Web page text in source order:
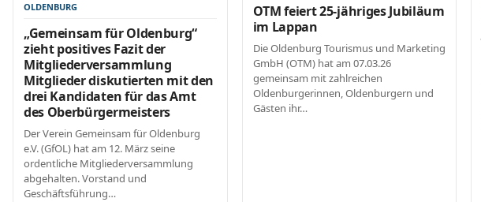
OLDENBURG
„Gemeinsam für Oldenburg“
zieht positives Fazit der
Mitgliederversammlung
Mitglieder diskutierten mit den
drei Kandidaten für das Amt
des Oberbürgermeisters
Der Verein Gemeinsam für Oldenburg
e.V. (GfOL) hat am 12. März seine
ordentliche Mitgliederversammlung
abgehalten. Vorstand und
Geschäftsführung…
OTM feiert 25-jähriges Jubiläum
im Lappan
Die Oldenburg Tourismus und Marketing
GmbH (OTM) hat am 07.03.26
gemeinsam mit zahlreichen
Oldenburgerinnen, Oldenburgern und
Gästen ihr…